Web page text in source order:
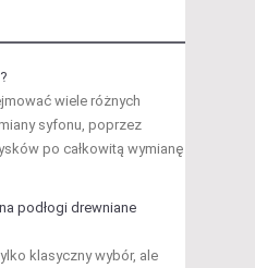
wiele różnych
syfonu, poprzez
po całkowitą wymianę
podłogi drewniane
klasyczny wybór, ale